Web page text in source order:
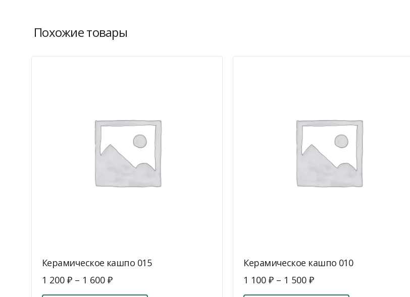
Похожие товары
Керамическое кашпо 015
1 200 ₽ – 1 600 ₽
Керамическое кашпо 010
1 100₽ – 1 500₽